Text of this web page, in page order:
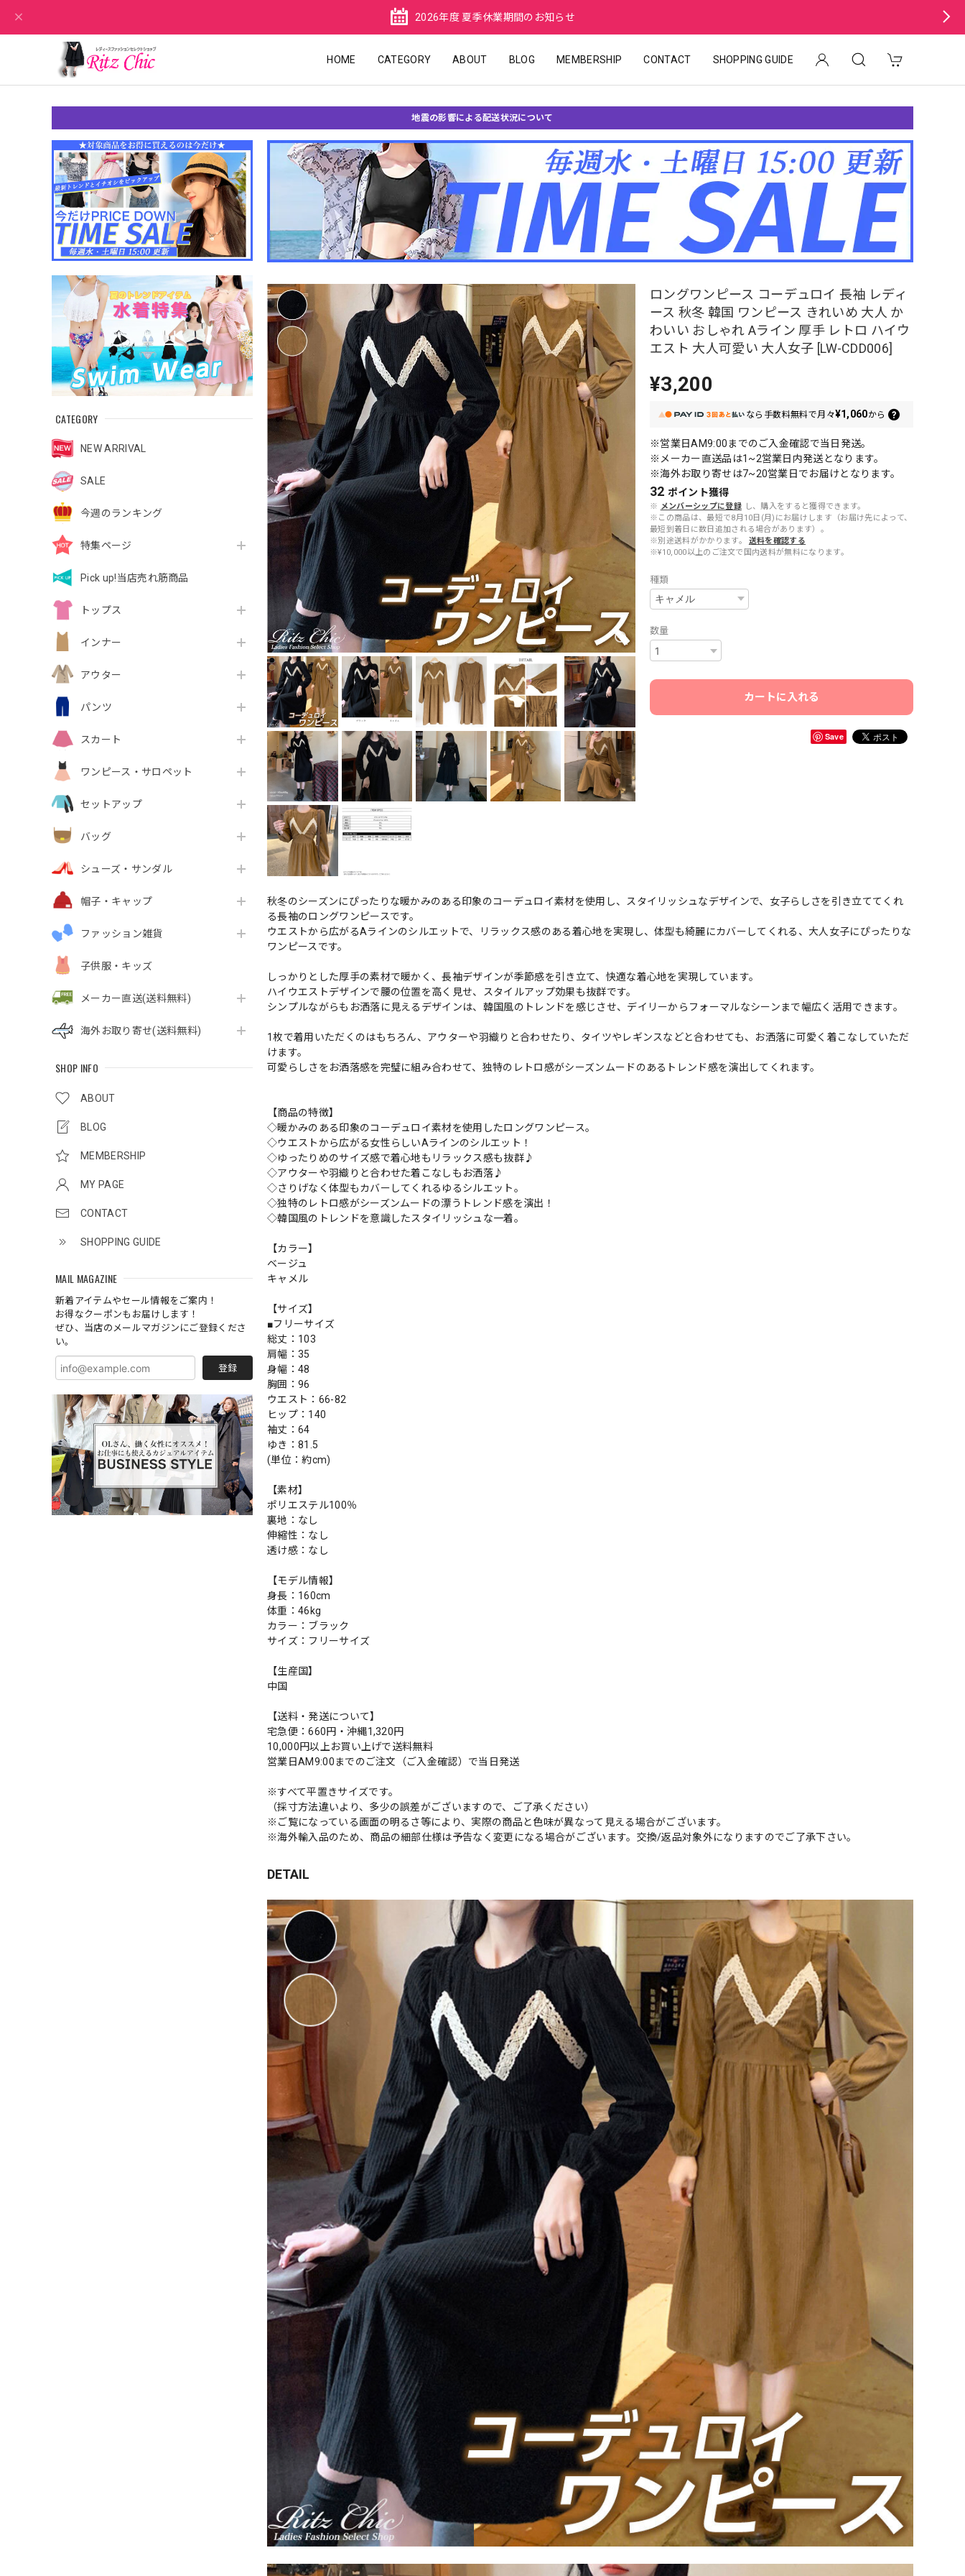
2026年度 夏季休業期間のお知らせ
HOME CATEGORY ABOUT BLOG MEMBERSHIP CONTACT SHOPPING GUIDE
地震の影響による配送状況について
CATEGORY
NEW ARRIVAL
SALE
今週のランキング
特集ページ
Pick up!当店売れ筋商品
トップス
インナー
アウター
パンツ
スカート
ワンピース・サロペット
セットアップ
バッグ
シューズ・サンダル
帽子・キャップ
ファッション雑貨
子供服・キッズ
メーカー直送(送料無料)
海外お取り寄せ(送料無料)
SHOP INFO
ABOUT
BLOG
MEMBERSHIP
MY PAGE
CONTACT
SHOPPING GUIDE
MAIL MAGAZINE
新着アイテムやセール情報をご案内！
お得なクーポンもお届けします！
ぜひ、当店のメールマガジンにご登録くださ
い。
登録
ロングワンピース コーデュロイ 長袖 レディ
ース 秋冬 韓国 ワンピース きれいめ 大人 か
わいい おしゃれ Aライン 厚手 レトロ ハイウ
エスト 大人可愛い 大人女子 [LW-CDD006]
¥3,200
なら 手数料無料で月々¥1,060から
※営業日AM9:00までのご入金確認で当日発送。
※メーカー直送品は1~2営業日内発送となります。
※海外お取り寄せは7~20営業日でお届けとなります。
32 ポイント獲得
※ メンバーシップに登録 し、購入をすると獲得できます。
※この商品は、最短で8月10日(月)にお届けします（お届け先によって、
最短到着日に数日追加される場合があります）。
※別途送料がかかります。
送料を確認する
※¥10,000以上のご注文で国内送料が無料になります。
種類
数量
カートに入れる
Save
秋冬のシーズンにぴったりな暖かみのある印象のコーデュロイ素材を使用し、スタイリッシュなデザインで、女子らしさを引き立ててくれ
る長袖のロングワンピースです。
ウエストから広がるAラインのシルエットで、リラックス感のある着心地を実現し、体型も綺麗にカバーしてくれる、大人女子にぴったりな
ワンピースです。
しっかりとした厚手の素材で暖かく、長袖デザインが季節感を引き立て、快適な着心地を実現しています。
ハイウエストデザインで腰の位置を高く見せ、スタイルアップ効果も抜群です。
シンプルながらもお洒落に見えるデザインは、韓国風のトレンドを感じさせ、デイリーからフォーマルなシーンまで幅広く活用できます。
1枚で着用いただくのはもちろん、アウターや羽織りと合わせたり、タイツやレギンスなどと合わせても、お洒落に可愛く着こなしていただ
けます。
可愛らしさをお洒落感を完璧に組み合わせて、独特のレトロ感がシーズンムードのあるトレンド感を演出してくれます。
【商品の特徴】
◇暖かみのある印象のコーデュロイ素材を使用したロングワンピース。
◇ウエストから広がる女性らしいAラインのシルエット！
◇ゆったりめのサイズ感で着心地もリラックス感も抜群♪
◇アウターや羽織りと合わせた着こなしもお洒落♪
◇さりげなく体型もカバーしてくれるゆるシルエット。
◇独特のレトロ感がシーズンムードの漂うトレンド感を演出！
◇韓国風のトレンドを意識したスタイリッシュな一着。
【カラー】
ベージュ
キャメル
【サイズ】
■フリーサイズ
総丈：103
肩幅：35
身幅：48
胸囲：96
ウエスト：66-82
ヒップ：140
袖丈：64
ゆき：81.5
(単位：約cm)
【素材】
ポリエステル100％
裏地：なし
伸縮性：なし
透け感：なし
【モデル情報】
身長：160cm
体重：46kg
カラー：ブラック
サイズ：フリーサイズ
【生産国】
中国
【送料・発送について】
宅急便：660円・沖縄1,320円
10,000円以上お買い上げで送料無料
営業日AM9:00までのご注文（ご入金確認）で当日発送
※すべて平置きサイズです。
（採寸方法違いより、多少の誤差がございますので、ご了承ください）
※ご覧になっている画面の明るさ等により、実際の商品と色味が異なって見える場合がございます。
※海外輸入品のため、商品の細部仕様は予告なく変更になる場合がございます。交換/返品対象外になりますのでご了承下さい。
DETAIL